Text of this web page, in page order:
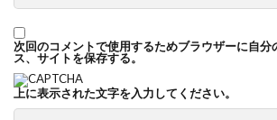
次回のコメントで使用するためブラウザーに自分
ス、サイトを保存する。
上に表示された文字を入力してください。